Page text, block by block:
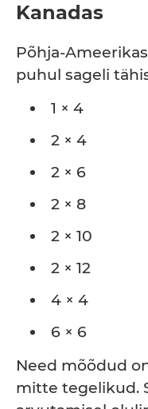
Kanadas
Põhja-
puhul sageli
1 × 4
2 × 4
2 × 6
2 × 8
2 × 10
2 × 12
4 × 4
6 × 6
Need mõõdud
mitte tegelikud.